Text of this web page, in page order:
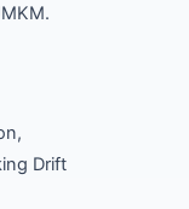
Drift